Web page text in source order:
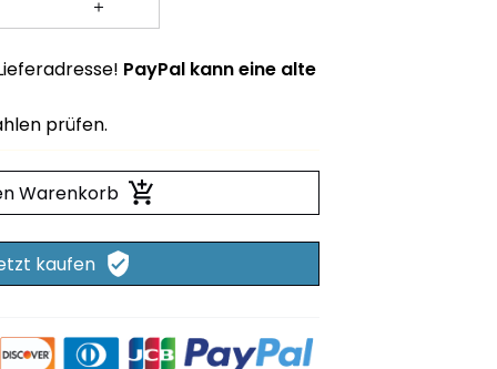
PayPal kann eine alte
prüfen.
Warenkorb
kaufen